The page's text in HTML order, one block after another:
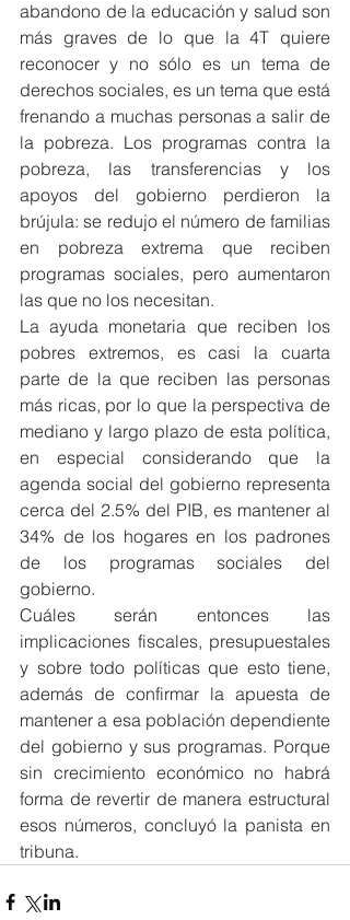
abandono de la educación y salud son
más graves de lo que la 4T quiere
reconocer y no sólo es un tema de
derechos sociales, es un tema que está
frenando a muchas personas a salir de
la pobreza. Los programas contra la
pobreza, las transferencias y los
apoyos del gobierno perdieron la
brújula: se redujo el número de familias
en pobreza extrema que reciben
programas sociales, pero aumentaron
las que no los necesitan.
La ayuda monetaria que reciben los
pobres extremos, es casi la cuarta
parte de la que reciben las personas
más ricas, por lo que la perspectiva de
mediano y largo plazo de esta política,
en especial considerando que la
agenda social del gobierno representa
cerca del 2.5% del PIB, es mantener al
34% de los hogares en los padrones
de los programas sociales del
gobierno.
Cuáles serán entonces las
implicaciones fiscales, presupuestales
y sobre todo políticas que esto tiene,
además de confirmar la apuesta de
mantener a esa población dependiente
del gobierno y sus programas. Porque
sin crecimiento económico no habrá
forma de revertir de manera estructural
esos números, concluyó la panista en
tribuna.